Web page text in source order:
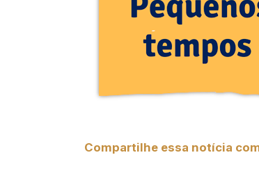
Compartilhe essa notícia